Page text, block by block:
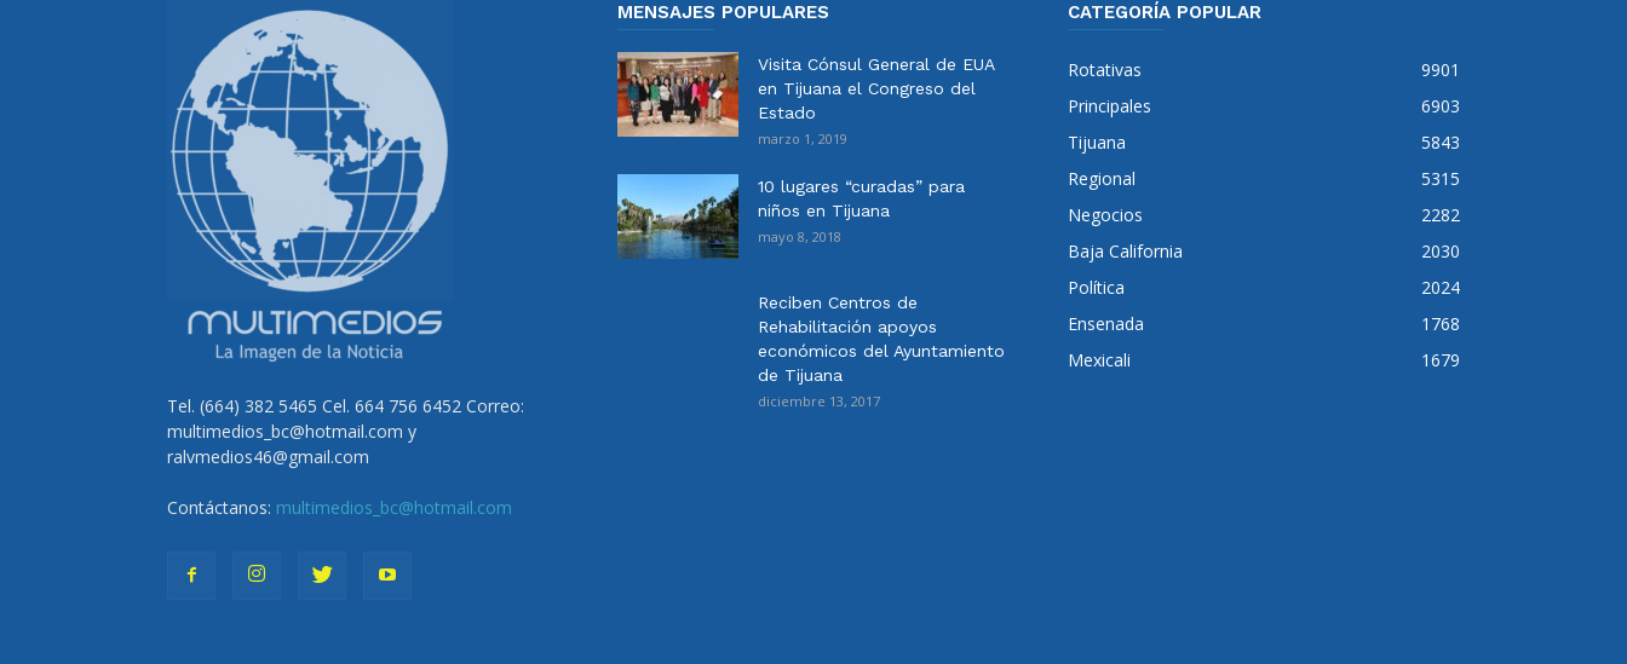
Tel. (664) 382 5465 Cel. 664 756 6452 Correo:
multimedios_bc@hotmail.com y
ralvmedios46@gmail.com
Contáctanos: multimedios_bc@hotmail.com
MENSAJES POPULARES
Visita Cónsul General de EUA
en Tijuana el Congreso del
Estado
marzo 1, 2019
10 lugares “curadas” para
niños en Tijuana
mayo 8, 2018
Reciben Centros de
Rehabilitación apoyos
económicos del Ayuntamiento
de Tijuana
diciembre 13, 2017
CATEGORÍA POPULAR
Rotativas
9901
Principales
6903
Tijuana
5843
Regional
5315
Negocios
2282
Baja California
2030
Política
2024
Ensenada
1768
Mexicali
1679